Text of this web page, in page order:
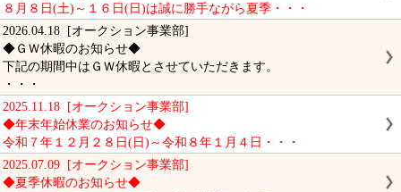
８月８日(土)～１６日(日)は誠に勝手ながら夏季・・・
2026.04.18 [オークション事業部]
◆ＧＷ休暇のお知らせ◆
下記の期間中はＧＷ休暇とさせていただきます。
・・・
2025.11.18 [オークション事業部]
◆年末年始休業のお知らせ◆
令和７年１２月２８日(日)～令和８年１月４日・・・
2025.07.09 [オークション事業部]
◆夏季休暇のお知らせ◆